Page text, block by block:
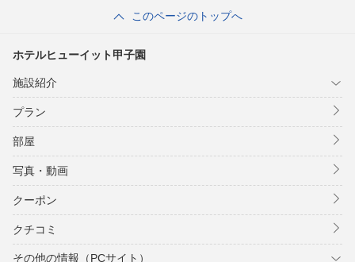
このページのトップへ
ホテルヒューイット甲子園
施設紹介
プラン
部屋
写真・動画
クーポン
クチコミ
その他の情報（PCサイト）